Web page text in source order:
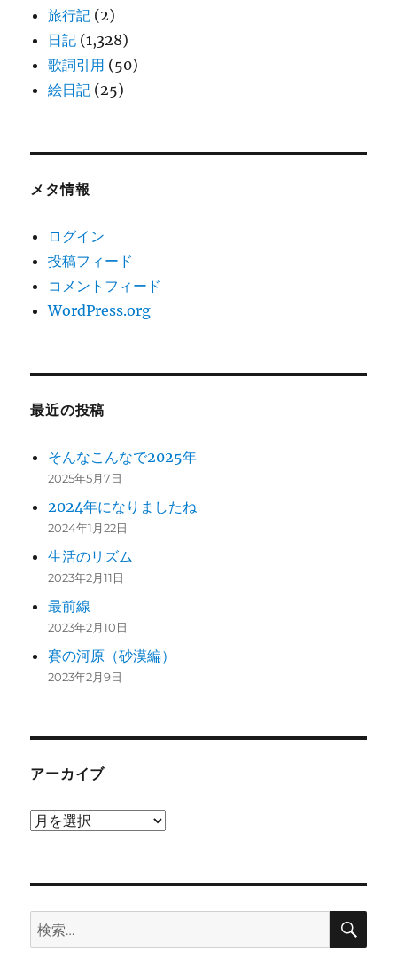
旅行記 (2)
日記 (1,328)
歌詞引用 (50)
絵日記 (25)
メタ情報
ログイン
投稿フィード
コメントフィード
WordPress.org
最近の投稿
そんなこんなで2025年
2025年5月7日
2024年になりましたね
2024年1月22日
生活のリズム
2023年2月11日
最前線
2023年2月10日
賽の河原（砂漠編）
2023年2月9日
アーカイブ
ア
検
索:
検